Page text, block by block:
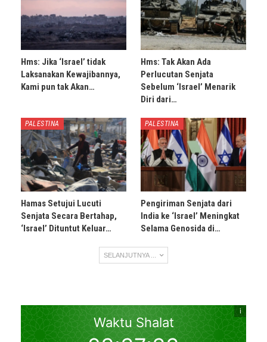
Hms: Jika ‘Israel’ tidak
Laksanakan Kewajibannya,
Kami pun tak Akan…
Hms: Tak Akan Ada
Perlucutan Senjata
Sebelum ‘Israel’ Menarik
Diri dari…
PALESTINA
Hamas Setujui Lucuti
Senjata Secara Bertahap,
‘Israel’ Dituntut Keluar…
PALESTINA
Pengiriman Senjata dari
India ke ‘Israel’ Meningkat
Selama Genosida di…
SELANJUTNYA ...